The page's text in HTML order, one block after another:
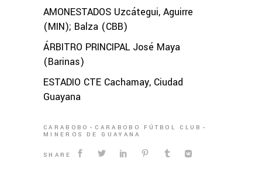
AMONESTADOS Uzcátegui, Aguirre
(MIN); Balza (CBB)
ÁRBITRO PRINCIPAL José Maya
(Barinas)
ESTADIO CTE Cachamay, Ciudad
Guayana
CARABOBO
CARABOBO FÚTBOL CLUB
MINEROS DE GUAYANA
SHARE